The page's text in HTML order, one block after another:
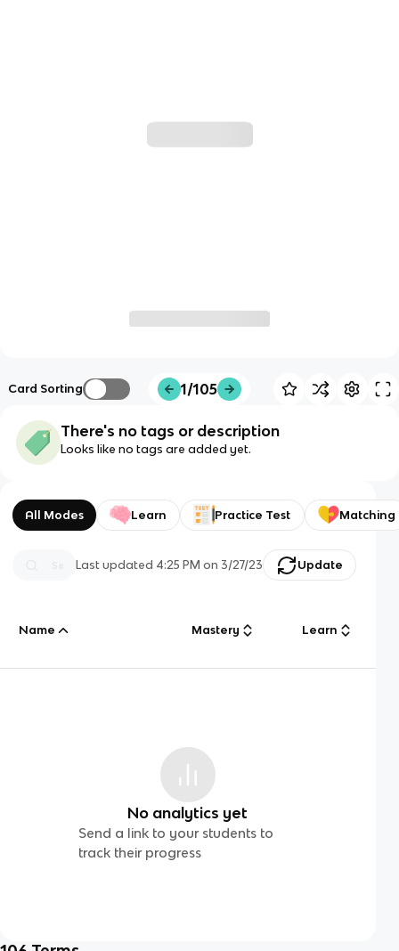
Card Sorting 1/105
There's no tags or description
Looks like no tags are added yet.
All Modes Learn Practice Test Matching
Last updated 4:25 PM on 3/27/23 Update
Name Mastery Learn
No analytics yet
Send a link to your students to
track their progress